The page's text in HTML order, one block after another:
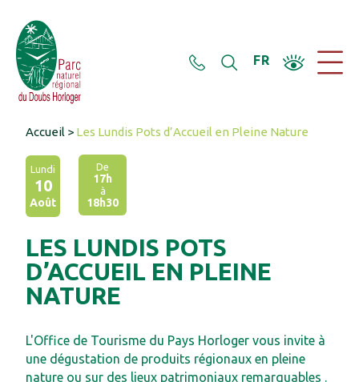
FR
Accueil > Les Lundis Pots d’Accueil en Pleine Nature
Lundi
10
Août
De
17h
à
18h30
LES LUNDIS POTS
D’ACCUEIL EN PLEINE
NATURE
L'Office de Tourisme du Pays Horloger vous invite à
une dégustation de produits régionaux en pleine
nature ou sur des lieux patrimoniaux remarquables .